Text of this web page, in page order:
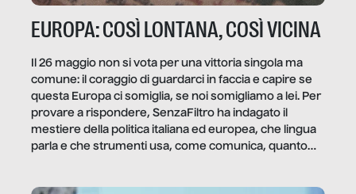
EUROPA: COSÌ LONTANA, COSÌ VICINA
Il 26 maggio non si vota per una vittoria singola ma
comune: il coraggio di guardarci in faccia e capire se
questa Europa ci somiglia, se noi somigliamo a lei. Per
provare a rispondere, SenzaFiltro ha indagato il
mestiere della politica italiana ed europea, che lingua
parla e che strumenti usa, come comunica, quanto